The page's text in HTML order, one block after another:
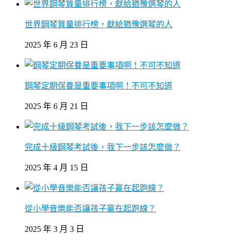
世界鋼琴質量排行榜，獻給猶豫選琴的人
2025 年 6 月 23 日
鋼琴定期保養是重要事項啊！不可不知道
2025 年 6 月 21 日
完成十級鋼琴考試後，我下一步該怎麼做？
2025 年 4 月 15 日
從小學音樂能否讓孩子贏在起跑線？
2025 年 3 月 3 日